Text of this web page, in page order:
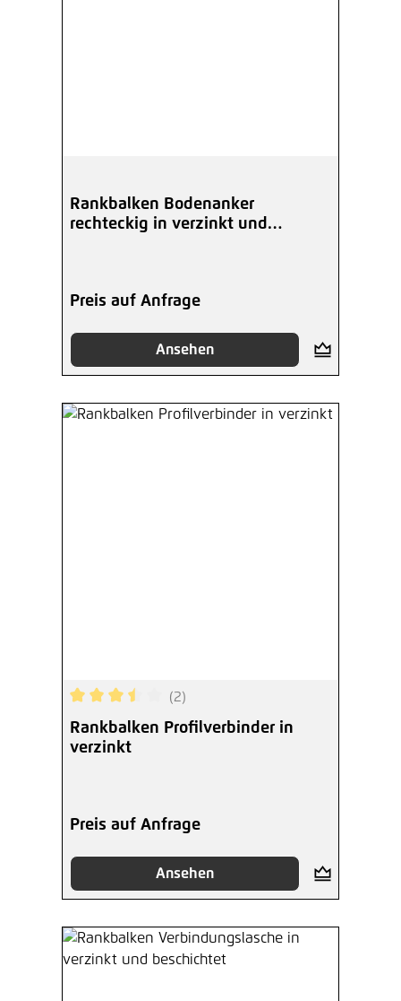
Rankbalken Bodenanker
rechteckig in verzinkt und
Preis auf Anfrage
Ansehen
Durchschnittliche Bewertung von 3.5 von 5
(2)
Rankbalken Profilverbinder in
verzinkt
Preis auf Anfrage
Ansehen